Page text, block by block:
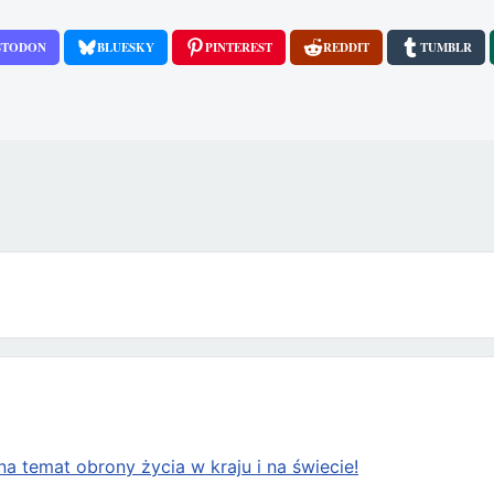
temat obrony życia w kraju i na świecie!
BLUESKY PINTEREST REDDIT TUMBLR
miesięcznego chłopczyka